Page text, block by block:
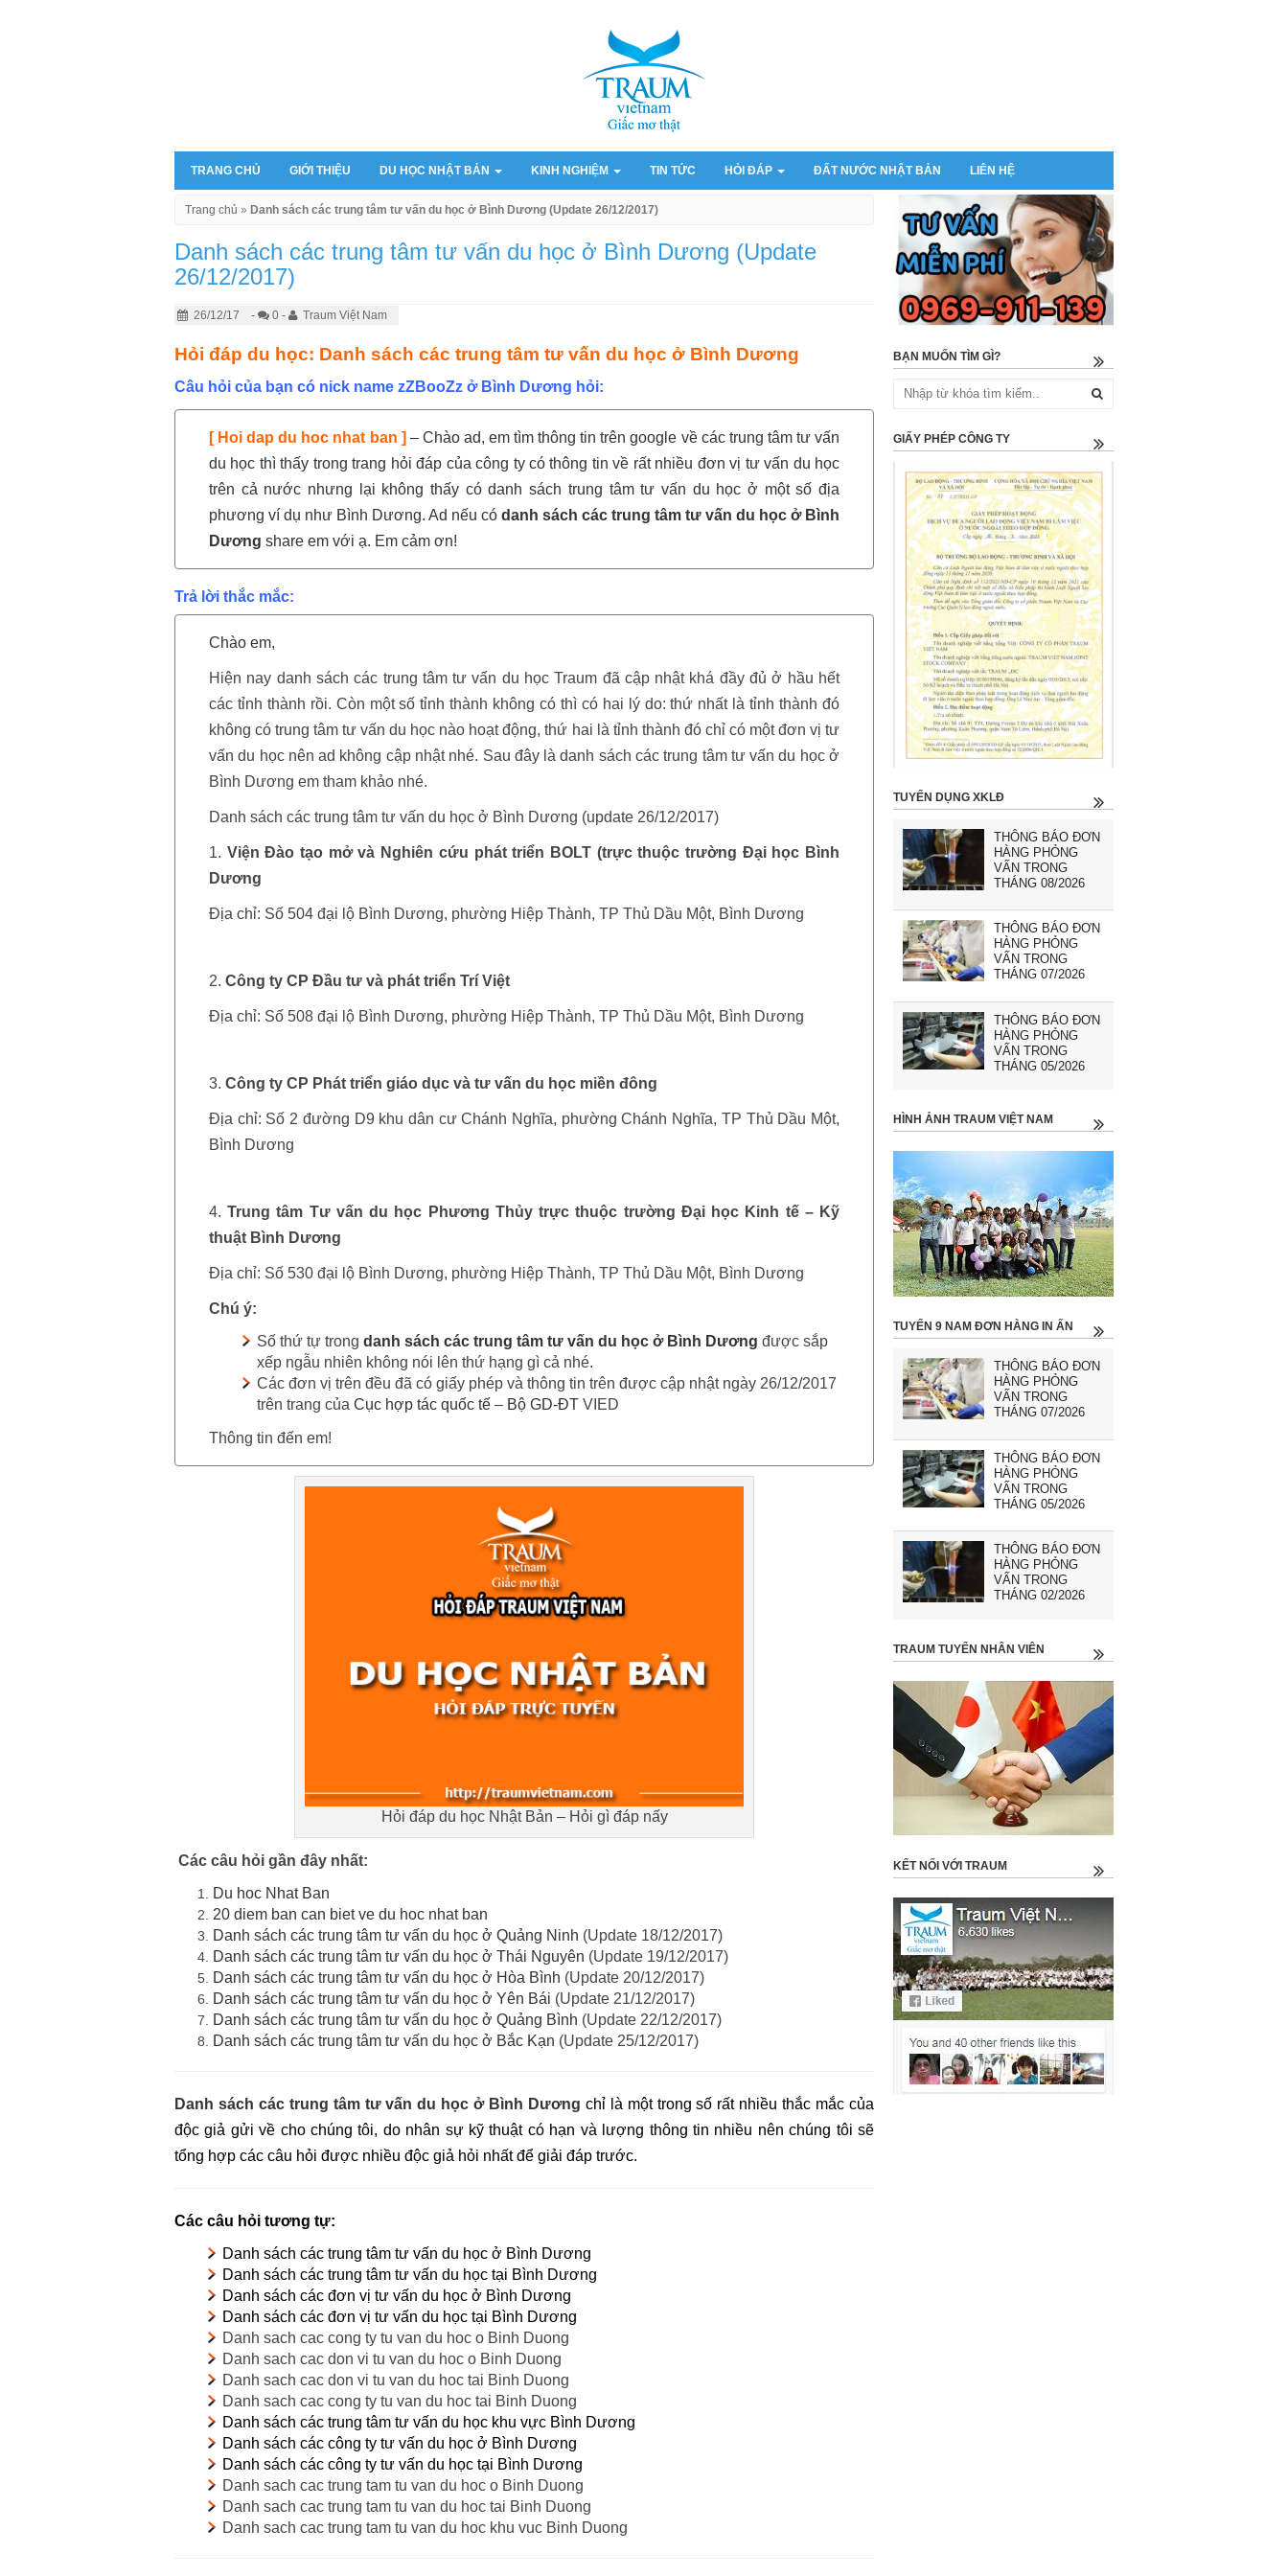
TRANG CHỦ GIỚI THIỆU DU HỌC NHẬT BẢN KINH NGHIỆM TIN TỨC HỎI ĐÁP ĐẤT NƯỚC NHẬT BẢN LIÊN HỆ
Trang chủ » Danh sách các trung tâm tư vấn du học ở Bình Dương (Update 26/12/2017)
Danh sách các trung tâm tư vấn du học ở Bình Dương (Update
26/12/2017)
26/12/17 - 0 - Traum Việt Nam
Hỏi đáp du học: Danh sách các trung tâm tư vấn du học ở Bình Dương
Câu hỏi của bạn có nick name zZBooZz ở Bình Dương hỏi:
[ Hoi dap du hoc nhat ban ] – Chào ad, em tìm thông tin trên google về các trung tâm tư vấn
du học thì thấy trong trang hỏi đáp của công ty có thông tin về rất nhiều đơn vị tư vấn du học
trên cả nước nhưng lại không thấy có danh sách trung tâm tư vấn du học ở một số địa
phương ví dụ như Bình Dương. Ad nếu có danh sách các trung tâm tư vấn du học ở Bình
Dương share em với ạ. Em cảm ơn!
Trả lời thắc mắc:
Chào em,
Hiện nay danh sách các trung tâm tư vấn du học Traum đã cập nhật khá đầy đủ ở hầu hết
các tỉnh thành rồi. Còn một số tỉnh thành không có thì có hai lý do: thứ nhất là tỉnh thành đó
không có trung tâm tư vấn du học nào hoạt động, thứ hai là tỉnh thành đó chỉ có một đơn vị tư
vấn du học nên ad không cập nhật nhé. Sau đây là danh sách các trung tâm tư vấn du học ở
Bình Dương em tham khảo nhé.
Danh sách các trung tâm tư vấn du học ở Bình Dương (update 26/12/2017)
1. Viện Đào tạo mở và Nghiên cứu phát triển BOLT (trực thuộc trường Đại học Bình
Dương
Địa chỉ: Số 504 đại lộ Bình Dương, phường Hiệp Thành, TP Thủ Dầu Một, Bình Dương
2. Công ty CP Đầu tư và phát triển Trí Việt
Địa chỉ: Số 508 đại lộ Bình Dương, phường Hiệp Thành, TP Thủ Dầu Một, Bình Dương
3. Công ty CP Phát triển giáo dục và tư vấn du học miền đông
Địa chỉ: Số 2 đường D9 khu dân cư Chánh Nghĩa, phường Chánh Nghĩa, TP Thủ Dầu Một,
Bình Dương
4.Trung tâm Tư vấn du học Phương Thủy trực thuộc trường Đại học Kinh tế – Kỹ
thuật Bình Dương
Địa chỉ: Số 530 đại lộ Bình Dương, phường Hiệp Thành, TP Thủ Dầu Một, Bình Dương
Chú ý:
Số thứ tự trong danh sách các trung tâm tư vấn du học ở Bình Dương được sắp
xếp ngẫu nhiên không nói lên thứ hạng gì cả nhé.
Các đơn vị trên đều đã có giấy phép và thông tin trên được cập nhật ngày 26/12/2017
trên trang của Cục hợp tác quốc tế – Bộ GD-ĐT VIED
Thông tin đến em!
Hỏi đáp du học Nhật Bản – Hỏi gì đáp nấy
Các câu hỏi gần đây nhất:
Du hoc Nhat Ban
20 diem ban can biet ve du hoc nhat ban
Danh sách các trung tâm tư vấn du học ở Quảng Ninh (Update 18/12/2017)
Danh sách các trung tâm tư vấn du học ở Thái Nguyên (Update 19/12/2017)
Danh sách các trung tâm tư vấn du học ở Hòa Bình (Update 20/12/2017)
Danh sách các trung tâm tư vấn du học ở Yên Bái (Update 21/12/2017)
Danh sách các trung tâm tư vấn du học ở Quảng Bình (Update 22/12/2017)
Danh sách các trung tâm tư vấn du học ở Bắc Kạn (Update 25/12/2017)
Danh sách các trung tâm tư vấn du học ở Bình Dương chỉ là một trong số rất nhiều thắc mắc của
độc giả gửi về cho chúng tôi, do nhân sự kỹ thuật có hạn và lượng thông tin nhiều nên chúng tôi sẽ
tổng hợp các câu hỏi được nhiều độc giả hỏi nhất để giải đáp trước.
Các câu hỏi tương tự:
Danh sách các trung tâm tư vấn du học ở Bình Dương
Danh sách các trung tâm tư vấn du học tại Bình Dương
Danh sách các đơn vị tư vấn du học ở Bình Dương
Danh sách các đơn vị tư vấn du học tại Bình Dương
Danh sach cac cong ty tu van du hoc o Binh Duong
Danh sach cac don vi tu van du hoc o Binh Duong
Danh sach cac don vi tu van du hoc tai Binh Duong
Danh sach cac cong ty tu van du hoc tai Binh Duong
Danh sách các trung tâm tư vấn du học khu vực Bình Dương
Danh sách các công ty tư vấn du học ở Bình Dương
Danh sách các công ty tư vấn du học tại Bình Dương
Danh sach cac trung tam tu van du hoc o Binh Duong
Danh sach cac trung tam tu van du hoc tai Binh Duong
Danh sach cac trung tam tu van du hoc khu vuc Binh Duong
BẠN MUỐN TÌM GÌ?
GIẤY PHÉP CÔNG TY
TUYỂN DỤNG XKLĐ
THÔNG BÁO ĐƠN
HÀNG PHỎNG
VẤN TRONG
THÁNG 08/2026
THÔNG BÁO ĐƠN
HÀNG PHỎNG
VẤN TRONG
THÁNG 07/2026
THÔNG BÁO ĐƠN
HÀNG PHỎNG
VẤN TRONG
THÁNG 05/2026
HÌNH ẢNH TRAUM VIỆT NAM
TUYỂN 9 NAM ĐƠN HÀNG IN ẤN
THÔNG BÁO ĐƠN
HÀNG PHỎNG
VẤN TRONG
THÁNG 07/2026
THÔNG BÁO ĐƠN
HÀNG PHỎNG
VẤN TRONG
THÁNG 05/2026
THÔNG BÁO ĐƠN
HÀNG PHỎNG
VẤN TRONG
THÁNG 02/2026
TRAUM TUYỂN NHÂN VIÊN
KẾT NỐI VỚI TRAUM